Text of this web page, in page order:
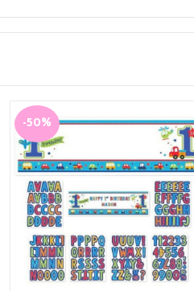
-50%